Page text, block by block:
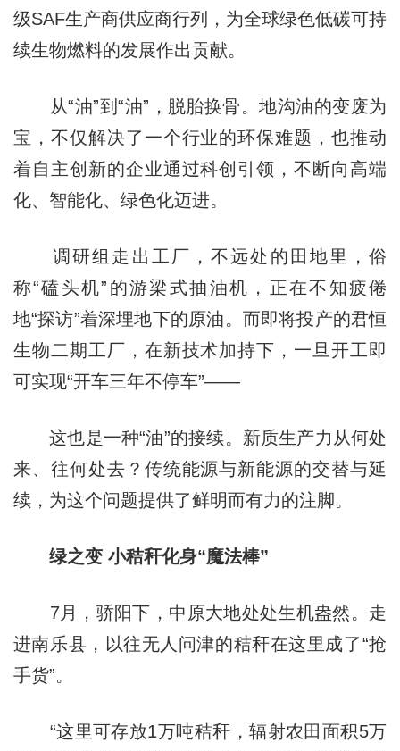
级SAF生产商供应商行列，为全球绿色低碳可持
续生物燃料的发展作出贡献。
从“油”到“油”，脱胎换骨。地沟油的变废为
宝，不仅解决了一个行业的环保难题，也推动
着自主创新的企业通过科创引领，不断向高端
化、智能化、绿色化迈进。
调研组走出工厂，不远处的田地里，俗
称“磕头机”的游梁式抽油机，正在不知疲倦
地“探访”着深埋地下的原油。而即将投产的君恒
生物二期工厂，在新技术加持下，一旦开工即
可实现“开车三年不停车”——
这也是一种“油”的接续。新质生产力从何处
来、往何处去？传统能源与新能源的交替与延
续，为这个问题提供了鲜明而有力的注脚。
绿之变 小秸秆化身“魔法棒”
7月，骄阳下，中原大地处处生机盎然。走
进南乐县，以往无人问津的秸秆在这里成了“抢
手货”。
“这里可存放1万吨秸秆，辐射农田面积5万